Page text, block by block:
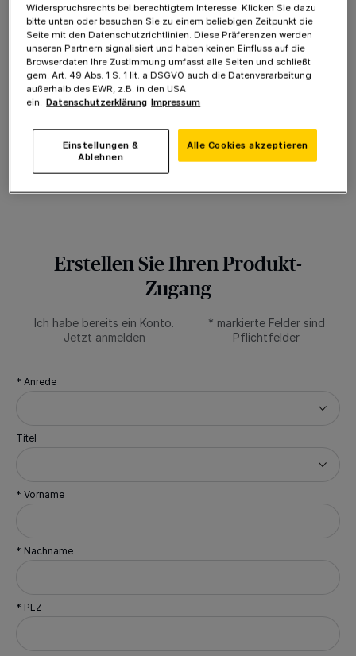
Digitale Sonntagszeitung mit exklusiven Inhalten
und Reportagen
Zugriff zur ePaper App - kostenlose digitale
Magazine (z.B. COUCH, Stern oder GEO)
Täglicher Spielespaß inklusive: Sudoku, Wordle,
Wabenrätsel, etc. im Spieleportal
hinzufügen
Erstellen Sie Ihren Produkt-
Zugang
Ich habe bereits ein Konto.
Jetzt anmelden
* markierte Felder sind
Pflichtfelder
* Anrede
Titel
* Vorname
* Nachname
* PLZ
Widerspruchsrechts bei berechtigtem Interesse. Klicken Sie dazu
bitte unten oder besuchen Sie zu einem beliebigen Zeitpunkt die
Seite mit den Datenschutzrichtlinien. Diese Präferenzen werden
unseren Partnern signalisiert und haben keinen Einfluss auf die
Browserdaten Ihre Zustimmung umfasst alle Seiten und schließt
gem. Art. 49 Abs. 1 S. 1 lit. a DSGVO auch die Datenverarbeitung
außerhalb des EWR, z.B. in den USA
ein. Datenschutzerklärung Impressum
Einstellungen &
Ablehnen
Alle Cookies akzeptieren